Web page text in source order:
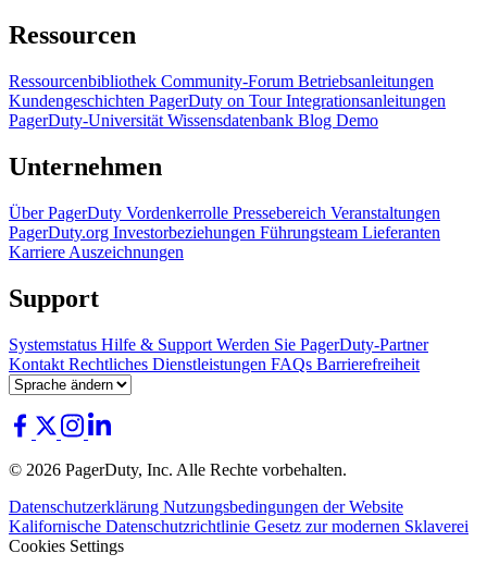
Ressourcen
Ressourcenbibliothek Community-Forum Betriebsanleitungen
Kundengeschichten PagerDuty on TourIntegrationsanleitungen
PagerDuty-Universität Wissensdatenbank Blog Demo
Unternehmen
Über PagerDuty Vordenkerrolle Pressebereich Veranstaltungen
PagerDuty.org Investorbeziehungen Führungsteam Lieferanten
Karriere Auszeichnungen
Support
Systemstatus Hilfe & Support Werden Sie PagerDuty-Partner
Kontakt Rechtliches Dienstleistungen FAQs Barrierefreiheit
© 2026 PagerDuty, Inc. Alle Rechte vorbehalten.
Datenschutzerklärung Nutzungsbedingungen der Website
Kalifornische Datenschutzrichtlinie Gesetz zur modernen Sklaverei
Cookies Settings